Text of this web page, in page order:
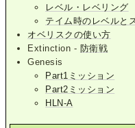
レベル・レベリング
テイム時のレベルと
オベリスクの使い方
Extinction - 防衛戦
Genesis
Part1ミッション
Part2ミッション
HLN-A